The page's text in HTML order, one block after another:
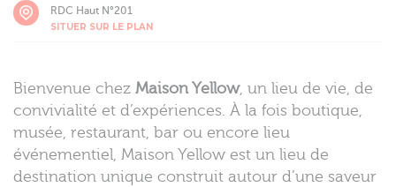
RDC Haut N°201
SITUER SUR LE PLAN
Bienvenue chez Maison Yellow, un lieu de vie, de
convivialité et d’expériences. À la fois boutique,
musée, restaurant, bar ou encore lieu
événementiel, Maison Yellow est un lieu de
destination unique construit autour d’une saveur